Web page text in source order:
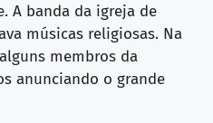
A banda da igreja de
músicas religiosas. Na
membros da
anunciando o grande